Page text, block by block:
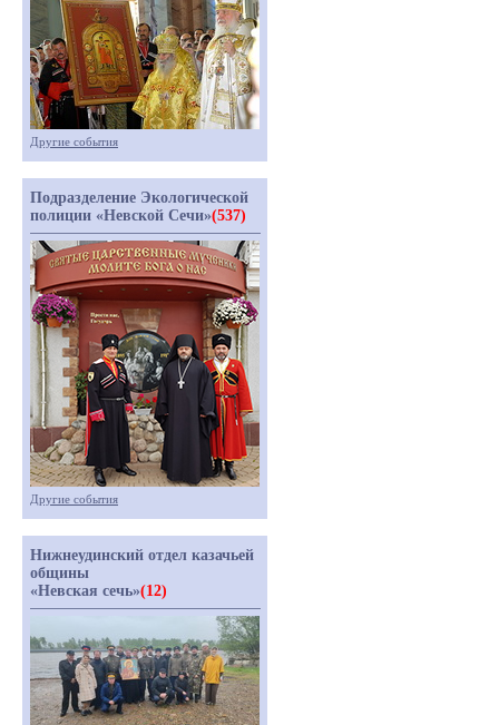
Другие события
Подразделение Экологической
полиции «Невской Сечи»(537)
Другие события
Нижнеудинский отдел казачьей
общины
«Невская сечь»(12)